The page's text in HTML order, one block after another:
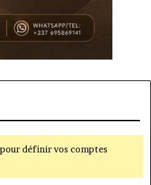
définir vos comptes